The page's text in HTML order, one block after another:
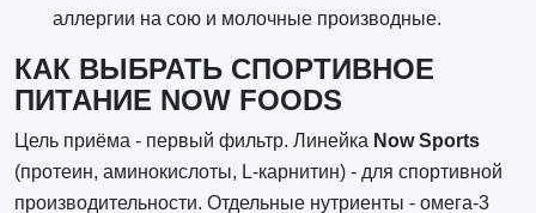
аллергии на сою и молочные производные.
КАК ВЫБРАТЬ СПОРТИВНОЕ
ПИТАНИЕ NOW FOODS
Цель приёма - первый фильтр. Линейка Now Sports
(протеин, аминокислоты, L-карнитин) - для спортивной
производительности. Отдельные нутриенты - омега-3